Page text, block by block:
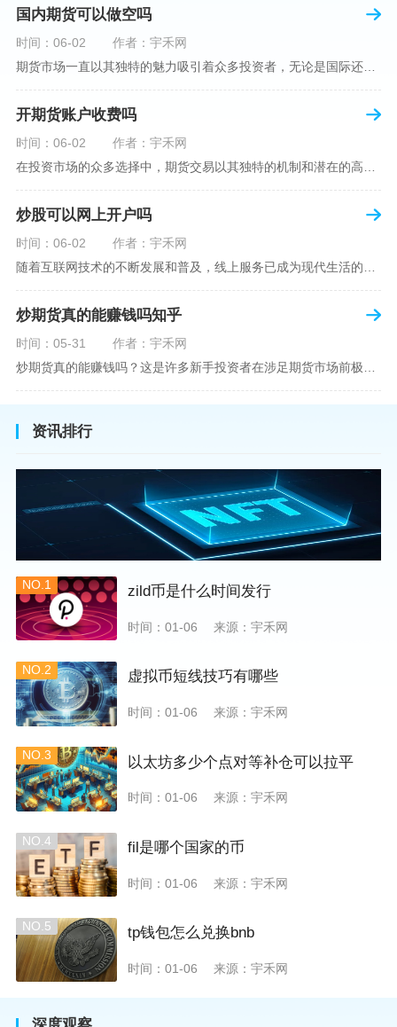
国内期货可以做空吗
时间：06-02
作者：宇禾网
期货市场一直以其独特的魅力吸引着众多投资者，无论是国际还是国内场景下，其波澜壮阔的市场行情都给予了投资者无限遐想。今天，我们将深入探讨一个特别的问题——"国内期货可以做空吗"？这个问题不仅关乎投资者的策略布局，更涉及到期货市场机制的基本理解。在深入探讨之前，我们首先需要明确几个期货市场的基础概念。期货，是指在标准化合约基础上，双方承诺在未来某一特定时间以约定价格买卖一定数量的商品或金融产品的合约。它允訸投资者通过买入（做多）或卖出（做空）合约来预测未来价格的变动。我们来揭开国
开期货账户收费吗
时间：06-02
作者：宇禾网
炒股可以网上开户吗
时间：06-02
作者：宇禾网
炒期货真的能赚钱吗知乎
时间：05-31
作者：宇禾网
资讯排行
NO.1 zild币是什么时间发行
时间：01-06 来源：宇禾网
NO.2 虚拟币短线技巧有哪些
时间：01-06 来源：宇禾网
NO.3 以太坊多少个点对等补仓可以拉平
时间：01-06 来源：宇禾网
NO.4 fil是哪个国家的币
时间：01-06 来源：宇禾网
NO.5 tp钱包怎么兑换bnb
时间：01-06 来源：宇禾网